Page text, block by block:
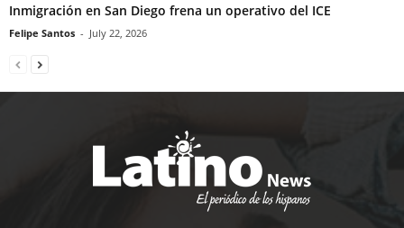
Inmigración en San Diego frena un operativo del ICE
Felipe Santos - July 22, 2026